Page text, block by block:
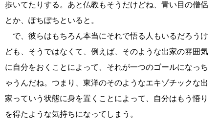
歩いてたりする。あと仏教もそうだけどね、青い目の僧侶
とか、ぽちぽちといると。
で、彼らはもちろん本当にそれで悟る人もいるだろうけ
ども、そうではなくて、例えば、そのような出家の雰囲気
に自分をおくことによって、それが一つのゴールになっち
ゃうんだね。つまり、東洋のそのようなエキゾチックな出
家っていう状態に身を置くことによって、自分はもう悟り
を得たような気持ちになってしまう。